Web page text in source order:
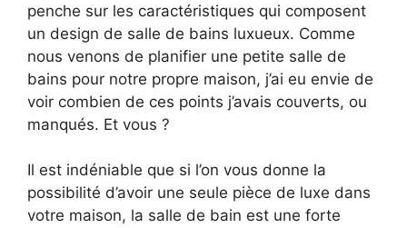
penche sur les caractéristiques qui composent
un design de salle de bains luxueux. Comme
nous venons de planifier une petite salle de
bains pour notre propre maison, j’ai eu envie de
voir combien de ces points j’avais couverts, ou
manqués. Et vous ?
Il est indéniable que si l’on vous donne la
possibilité d’avoir une seule pièce de luxe dans
votre maison, la salle de bain est une forte